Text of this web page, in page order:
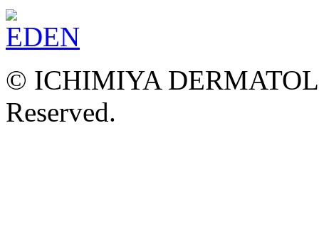
© ICHIMIYA
Reserved.